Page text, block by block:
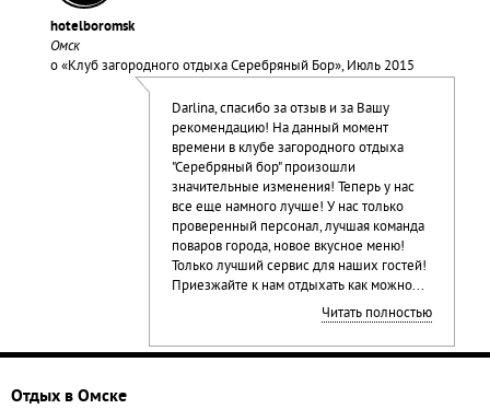
hotelboromsk
Омск
о «Клуб загородного отдыха Серебряный Бор», Июль 2015
Darlina, спасибо за отзыв и за Вашу
рекомендацию! На данный момент
времени в клубе загородного отдыха
"Серебряный бор" произошли
значительные изменения! Теперь у нас
все еще намного лучше! У нас только
проверенный персонал, лучшая команда
поваров города, новое вкусное меню!
Только лучший сервис для наших гостей!
Приезжайте к нам отдыхать как можно...
Читать полностью
Отдых в Омске